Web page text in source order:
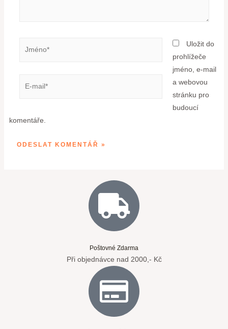
Uložit do
prohlížeče
jméno, e-mail
a webovou
stránku pro
budoucí
komentáře.
Poštovné Zdarma
Při objednávce nad 2000,- Kč